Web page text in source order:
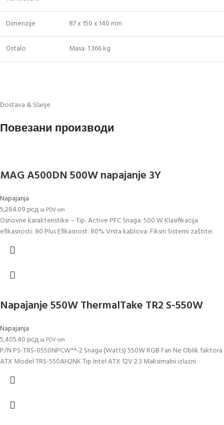
Dimenzije 87 x 150 x 140 mm
Ostalo Masa: 1.366 kg
Dostava & Slanje
Повезани производи
MAG A500DN 500W napajanje 3Y
Napajanja
5,284.09 рсдsa PDV-om
Osnovne karakteristike – Tip: Active PFC Snaga: 500 W Klasifikacija
efikasnosti: 80 Plus Efikasnost: 80% Vrsta kablova: Fiksni Sistemi zaštite:
Napajanje 550W ThermalTake TR2 S-550W
Napajanja
5,405.40 рсдsa PDV-om
P/N PS-TRS-0550NPCW**-2 Snaga (Watts) 550W RGB Fan Ne Oblik faktora
ATX Model TRS-550AH2NK Tip Intel ATX 12V 2.3 Maksimalni izlazni